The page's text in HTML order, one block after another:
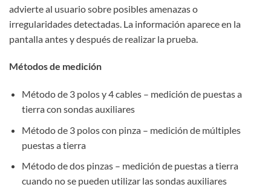
advierte al usuario sobre posibles amenazas o
irregularidades detectadas. La información aparece en la
pantalla antes y después de realizar la prueba.
Métodos de medición
Método de 3 polos y 4 cables – medición de puestas a
tierra con sondas auxiliares
Método de 3 polos con pinza – medición de múltiples
puestas a tierra
Método de dos pinzas – medición de puestas a tierra
cuando no se pueden utilizar las sondas auxiliares